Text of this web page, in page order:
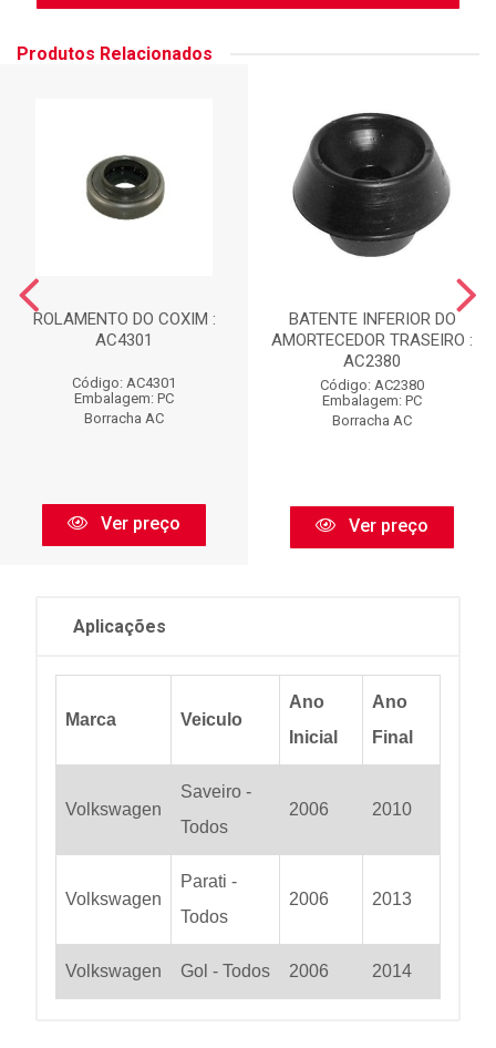
Produtos Relacionados
ROLAMENTO DO COXIM :
AC4301
Código: AC4301
Embalagem: PC
Borracha AC
Ver preço
BATENTE INFERIOR DO
AMORTECEDOR TRASEIRO :
AC2380
Código: AC2380
Embalagem: PC
Borracha AC
Ver preço
Aplicações
Marca Veiculo
Ano
Inicial
Ano
Final
Volkswagen
Saveiro -
Todos
2006 2010
Volkswagen
Parati -
Todos
2006 2013
Volkswagen Gol - Todos 2006 2014